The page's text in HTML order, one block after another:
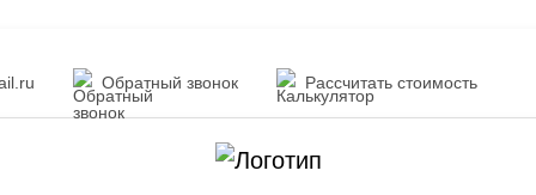
Обратный звонок Рассчитать стоимость